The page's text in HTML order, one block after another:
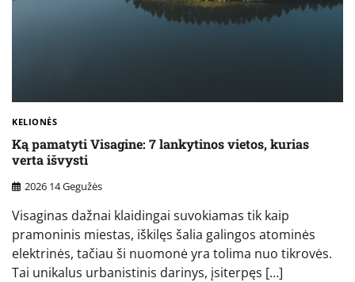
KELIONĖS
Ką pamatyti Visagine: 7 lankytinos vietos, kurias
verta išvysti
2026 14 Gegužės
Visaginas dažnai klaidingai suvokiamas tik kaip
pramoninis miestas, iškilęs šalia galingos atominės
elektrinės, tačiau ši nuomonė yra tolima nuo tikrovės.
Tai unikalus urbanistinis darinys, įsiterpęs […]